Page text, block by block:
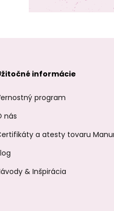
informácie
program
nás
a atesty tovaru
& Inšpirácia